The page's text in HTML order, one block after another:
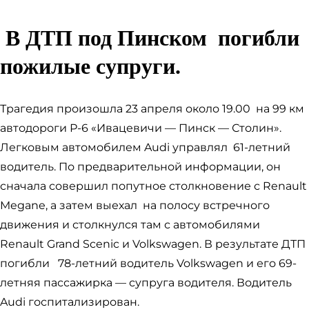
В ДТП под Пинском погибли
пожилые супруги.
Трагедия произошла 23 апреля около 19.00 на 99 км
автодороги Р-6 «Ивацевичи — Пинск — Столин».
Легковым автомобилем Audi управлял 61-летний
водитель. По предварительной информации, он
сначала совершил попутное столкновение с Renault
Megane, а затем выехал на полосу встречного
движения и столкнулся там с автомобилями
Renault Grand Scenic и Volkswagen. В результате ДТП
погибли 78-летний водитель Volkswagen и его 69-
летняя пассажирка — супруга водителя. Водитель
Audi госпитализирован.